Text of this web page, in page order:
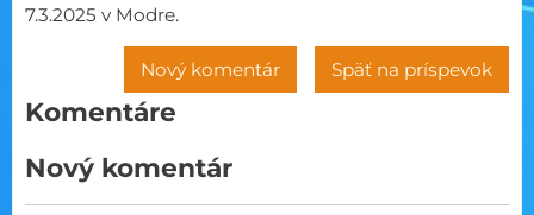
7.3.2025 v Modre.
Späť na príspevok
Nový komentár
Komentáre
Nový komentár